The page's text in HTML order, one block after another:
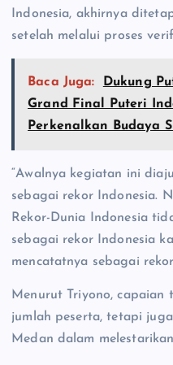
Indonesia, akhirnya
setelah melalui proses
Baca Juga:
Dukung
Grand Final Puteri
Perkenalkan Budaya
“Awalnya kegiatan ini
sebagai rekor Indonesia.
Rekor-Dunia Indonesia
sebagai rekor Indonesia
mencatatnya sebagai
Menurut Triyono, capaian
jumlah peserta, tetapi
Medan dalam